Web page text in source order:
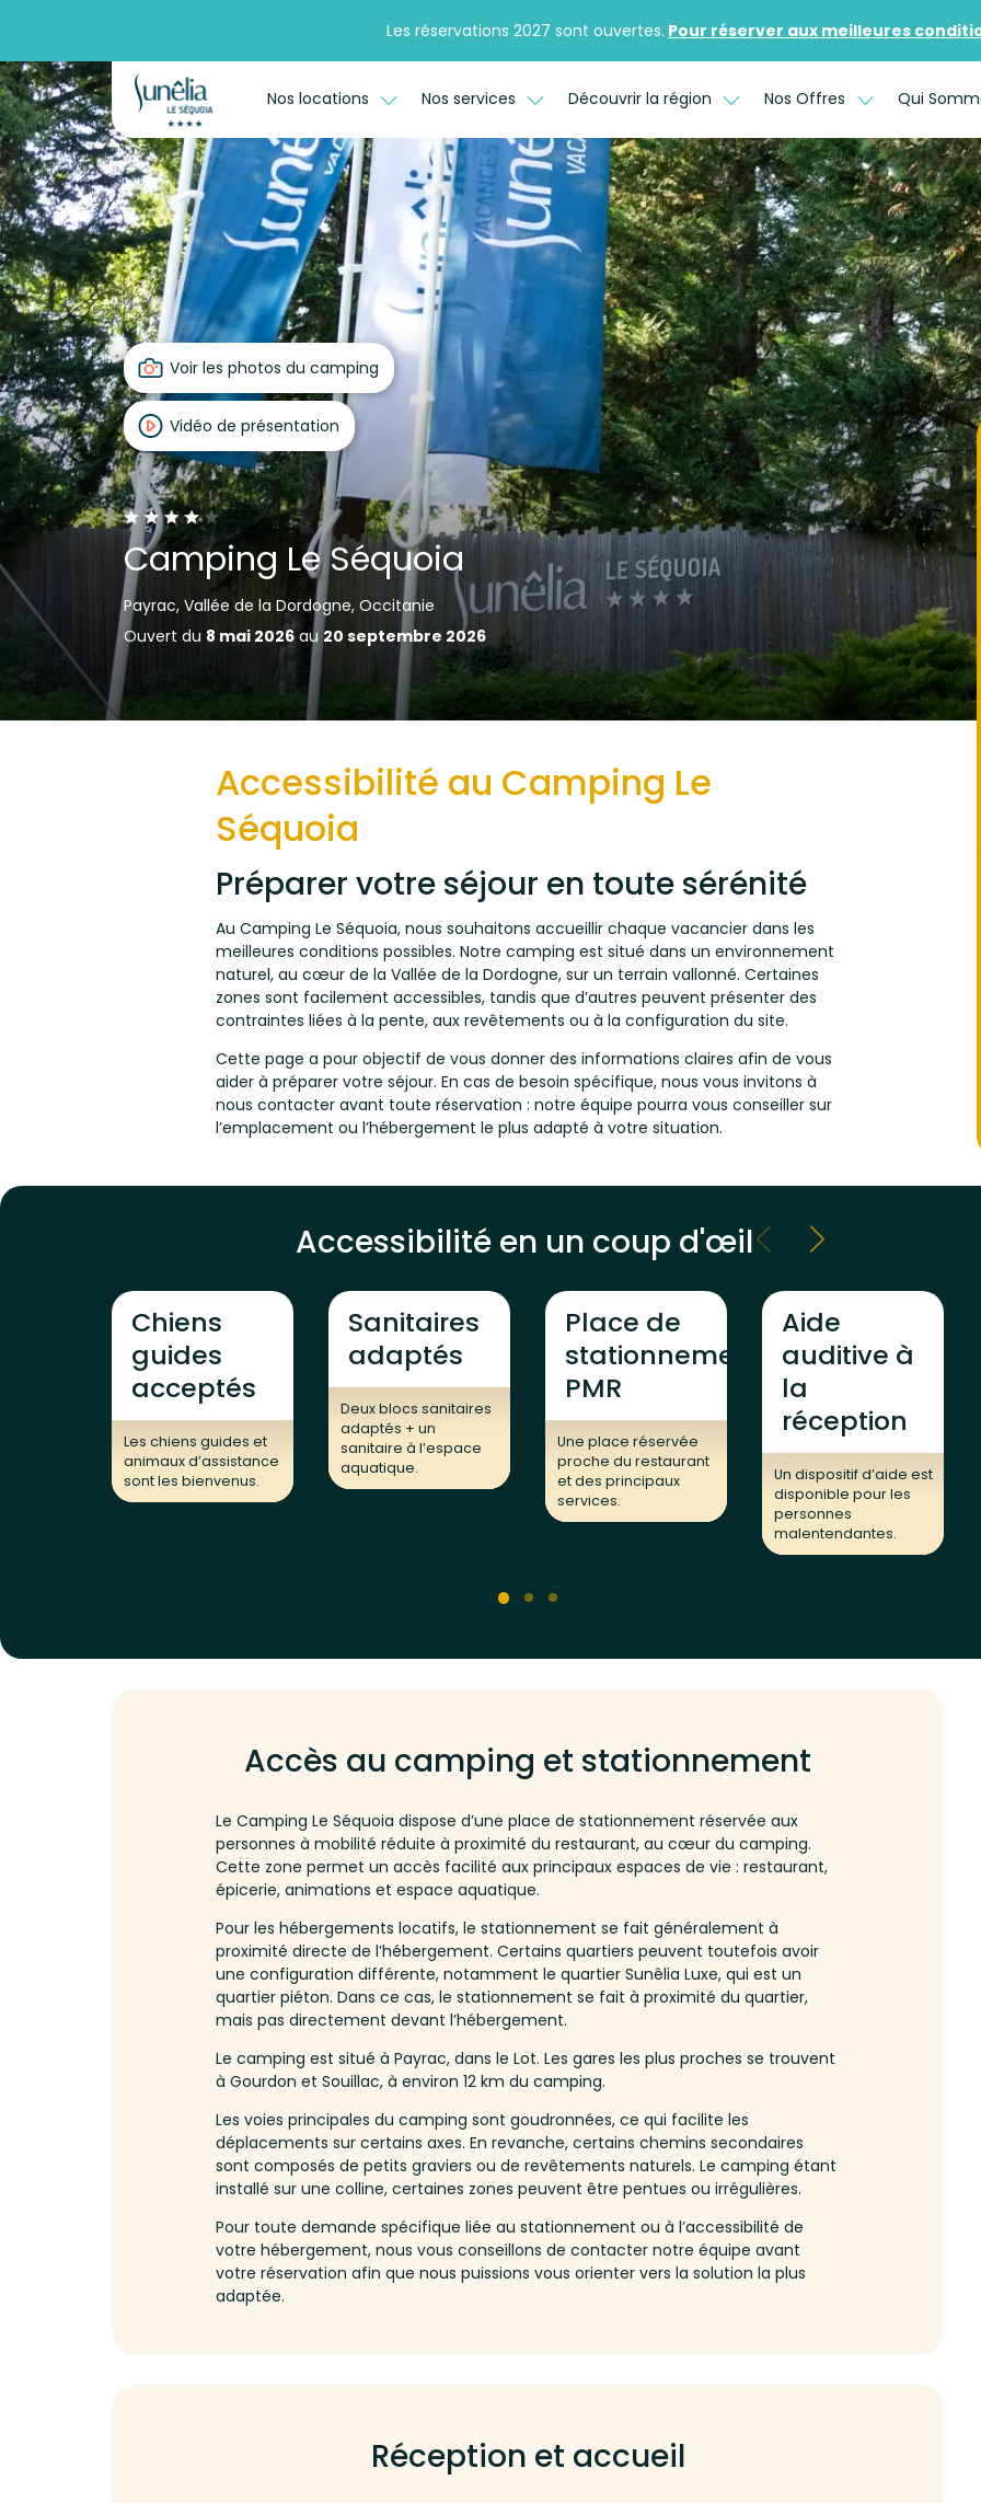
Les réservations 2027 sont ouvertes. Pour réserver aux meilleures
Nos locations Nos services Découvrir la région Nos Offres Qui
Voir les photos du camping
Vidéo de présentation
Camping Le Séquoia
Payrac, Vallée de la Dordogne, Occitanie
Ouvert du 8 mai 2026au 20 septembre 2026
Accessibilité au Camping Le
Séquoia
Préparer votre séjour en toute sérénité
Au Camping Le Séquoia, nous souhaitons accueillir chaque vacancier dans les
meilleures conditions possibles. Notre camping est situé dans un environnement
naturel, au cœur de la Vallée de la Dordogne, sur un terrain vallonné. Certaines
zones sont facilement accessibles, tandis que d’autres peuvent présenter des
contraintes liées à la pente, aux revêtements ou à la configuration du site.
Cette page a pour objectif de vous donner des informations claires afin de vous
aider à préparer votre séjour. En cas de besoin spécifique, nous vous invitons à
nous contacter avant toute réservation : notre équipe pourra vous conseiller sur
l’emplacement ou l’hébergement le plus adapté à votre situation.
Accessibilité en un coup d'œil
Chiens
guides
acceptés
Les chiens guides et
animaux d’assistance
sont les bienvenus.
Sanitaires
adaptés
Deux blocs sanitaires
adaptés + un
sanitaire à l’espace
aquatique.
Place de
stationnement
PMR
Une place réservée
proche du restaurant
et des principaux
services.
Aide
auditive à
la
réception
Un dispositif d’aide est
disponible pour les
personnes
malentendantes.
Accès au camping et stationnement
Le Camping Le Séquoia dispose d’une place de stationnement réservée aux
personnes à mobilité réduite à proximité du restaurant, au cœur du camping.
Cette zone permet un accès facilité aux principaux espaces de vie : restaurant,
épicerie, animations et espace aquatique.
Pour les hébergements locatifs, le stationnement se fait généralement à
proximité directe de l’hébergement. Certains quartiers peuvent toutefois avoir
une configuration différente, notamment le quartier Sunêlia Luxe, qui est un
quartier piéton. Dans ce cas, le stationnement se fait à proximité du quartier,
mais pas directement devant l’hébergement.
Le camping est situé à Payrac, dans le Lot. Les gares les plus proches se trouvent
à Gourdon et Souillac, à environ 12 km du camping.
Les voies principales du camping sont goudronnées, ce qui facilite les
déplacements sur certains axes. En revanche, certains chemins secondaires
sont composés de petits graviers ou de revêtements naturels. Le camping étant
installé sur une colline, certaines zones peuvent être pentues ou irrégulières.
Pour toute demande spécifique liée au stationnement ou à l’accessibilité de
votre hébergement, nous vous conseillons de contacter notre équipe avant
votre réservation afin que nous puissions vous orienter vers la solution la plus
adaptée.
Réception et accueil